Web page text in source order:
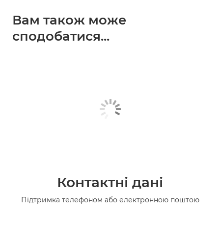
Вам також може
сподобатися...
Контактні дані
Підтримка телефоном або електронною поштою